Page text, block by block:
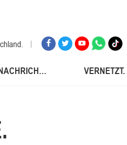
NACHRICHTEN. VERNETZT.